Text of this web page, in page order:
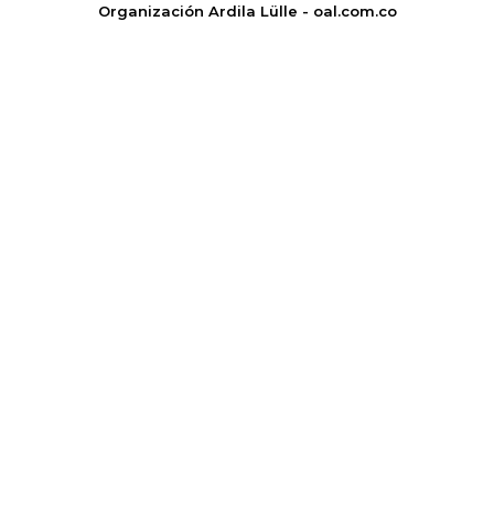
Organización Ardila Lülle - oal.com.co